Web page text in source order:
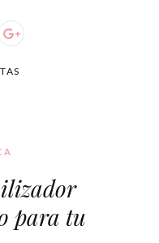
para tu